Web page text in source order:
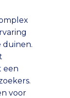
duinen.
een
voor